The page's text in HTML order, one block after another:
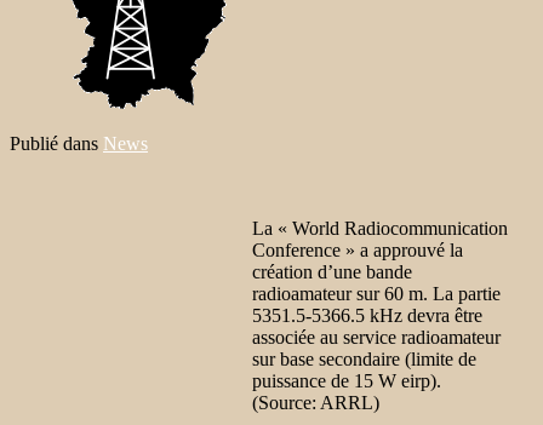
Publié dans News
La « World Radiocommunication
Conference » a approuvé la
création d’une bande
radioamateur sur 60 m. La partie
5351.5-5366.5 kHz devra être
associée au service radioamateur
sur base secondaire (limite de
puissance de 15 W eirp).
(Source: ARRL)